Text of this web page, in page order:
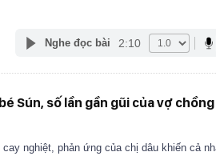
Nghe đọc bài 2:10
Sún, số lần gần gũi của vợ
nghiệt, phản ứng của chị dâu khiến cả